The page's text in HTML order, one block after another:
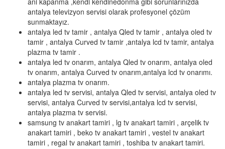
antalya televizyon servisi olarak profesyonel çözüm
sunmaktayız.
antalya led tv tamir , antalya Qled tv tamir , antalya oled tv
tamir , antalya Curved tv tamir ,antalya lcd tv tamir, antalya
plazma tv tamir .
antalya led tv onarım, antalya Qled tv onarım, antalya oled
tv onarım, antalya Curved tv onarım,antalya lcd tv onarımı.
antalya plazma tv onarım.
antalya led tv servisi, antalya Qled tv servisi, antalya oled tv
servisi, antalya Curved tv servisi,antalya lcd tv servisi,
antalya plazma tv servisi.
samsung tv anakart tamiri , lg tv anakart tamiri , arçelik tv
anakart tamiri , beko tv anakart tamiri , vestel tv anakart
tamiri , regal tv anakart tamiri , toshiba tv anakart tamiri.